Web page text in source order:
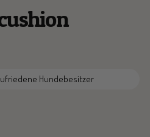
Hundebesitzer